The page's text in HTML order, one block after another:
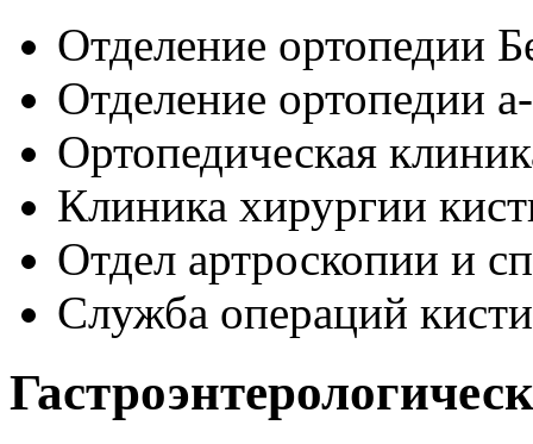
Отделение ортопедии
Отделение ортопедии
Ортопедическая
Клиника хирургии
Отдел артроскопии и
Служба операций